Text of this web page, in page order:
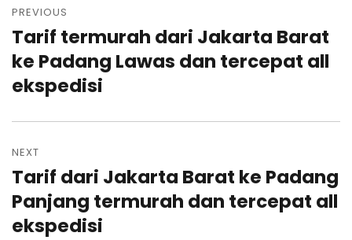
navigation
PREVIOUS
Previous
post:
Tarif termurah dari Jakarta Barat
ke Padang Lawas dan tercepat all
ekspedisi
NEXT
Next
post:
Tarif dari Jakarta Barat ke Padang
Panjang termurah dan tercepat all
ekspedisi